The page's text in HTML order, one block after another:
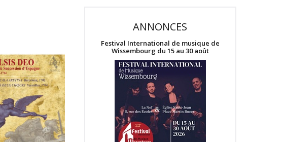
ANNONCES
Festival International de musique de
Wissembourg du 15 au 30 août